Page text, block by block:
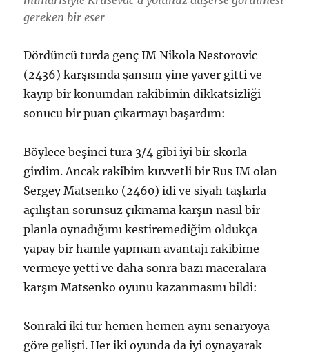
gereken bir eser
Dördüncü turda genç IM Nikola Nestorovic
(2436) karşısında şansım yine yaver gitti ve
kayıp bir konumdan rakibimin dikkatsizliği
sonucu bir puan çıkarmayı başardım:
Böylece beşinci tura 3/4 gibi iyi bir skorla
girdim. Ancak rakibim kuvvetli bir Rus IM olan
Sergey Matsenko (2460) idi ve siyah taşlarla
açılıştan sorunsuz çıkmama karşın nasıl bir
planla oynadığımı kestiremediğim oldukça
yapay bir hamle yapmam avantajı rakibime
vermeye yetti ve daha sonra bazı maceralara
karşın Matsenko oyunu kazanmasını bildi:
Sonraki iki tur hemen hemen aynı senaryoya
göre gelişti. Her iki oyunda da iyi oynayarak